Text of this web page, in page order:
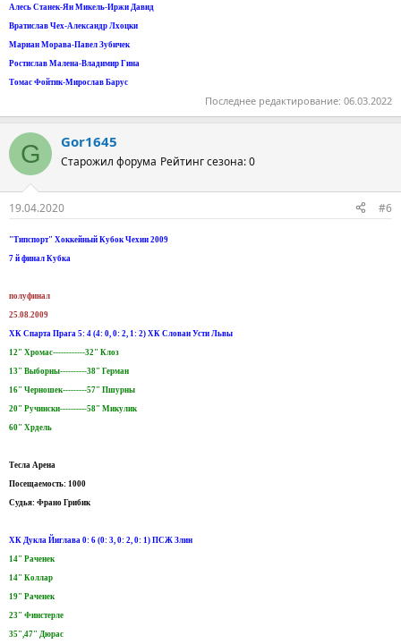
Алесь Станек-Ян Микель-Иржи Давид
Вратислав Чех-Александр Лхоцки
Мариан Морава-Павел Зубичек
Ростислав Малена-Владимир Гина
Томас Фойтик-Мирослав Барус
Последнее редактирование: 06.03.2022
G Gor1645
Старожил форума Рейтинг сезона: 0
19.04.2020 #6
"Типспорт" Хоккейный Кубок Чехии 2009
7 й финал Кубка
полуфинал
25.08.2009
ХК Спарта Прага 5: 4 (4: 0, 0: 2, 1: 2) ХК Слован Усти Львы
12" Хромас------------32" Клоз
13" Выборны----------38" Герман
16" Черношек---------57" Пшурны
20" Ручински----------58" Микулик
60" Хрдель
Тесла Арена
Посещаемость: 1000
Судья: Франо Грибик
ХК Дукла Йиглава 0: 6 (0: 3, 0: 2, 0: 1) ПСЖ Злин
14" Раченек
14" Коллар
19" Раченек
23" Финстерле
35",47" Дюрас